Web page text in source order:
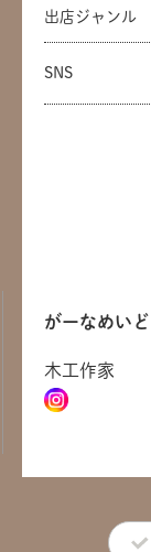
出店ジャンル
SNS
がーなめいど
木工作家